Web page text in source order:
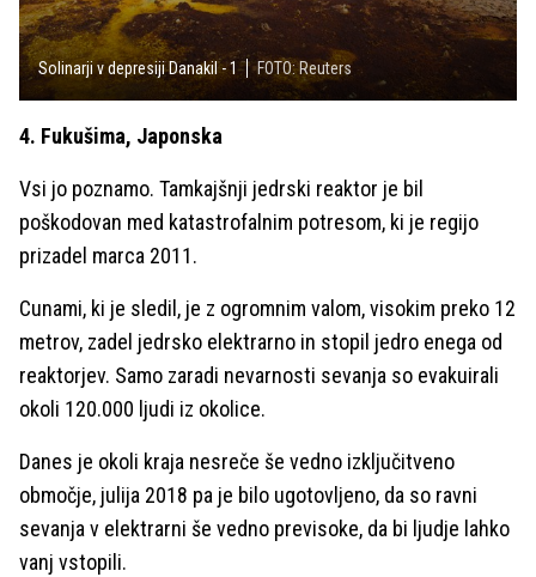
Solinarji v depresiji Danakil - 1 FOTO: Reuters
4. Fukušima, Japonska
Vsi jo poznamo. Tamkajšnji jedrski reaktor je bil
poškodovan med katastrofalnim potresom, ki je regijo
prizadel marca 2011.
Cunami, ki je sledil, je z ogromnim valom, visokim preko 12
metrov, zadel jedrsko elektrarno in stopil jedro enega od
reaktorjev. Samo zaradi nevarnosti sevanja so evakuirali
okoli 120.000 ljudi iz okolice.
Danes je okoli kraja nesreče še vedno izključitveno
območje, julija 2018 pa je bilo ugotovljeno, da so ravni
sevanja v elektrarni še vedno previsoke, da bi ljudje lahko
vanj vstopili.